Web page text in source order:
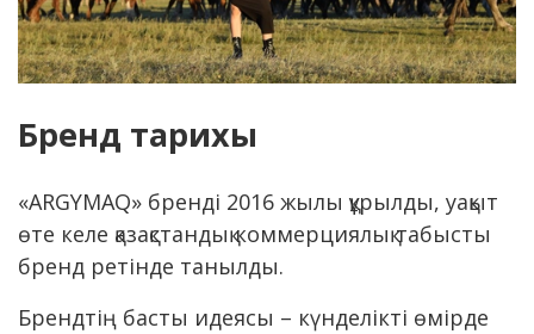
Бренд тарихы
«ARGYMAQ» бренді 2016 жылы құрылды, уақыт
өте келе қазақстандық коммерциялық табысты
бренд ретінде танылды.
Брендтің басты идеясы – күнделікті өмірде